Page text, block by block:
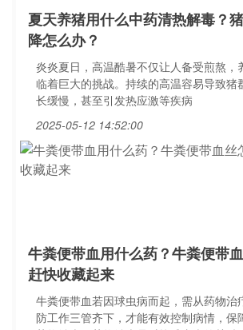
夏天养猪用什么中药清热解毒？
降怎么办？
炎炎夏日，高温酷暑不仅让人备受煎熬，
临着巨大的挑战。持续的高温容易导致猪
长缓慢，甚至引发热应激等疾病
2025-05-12 14:52:00
牛粪便带血用什么药？牛粪便带
赶快收藏起来
牛粪便带血若因球虫病而起，需从药物治
防工作三管齐下，才能有效控制病情，保